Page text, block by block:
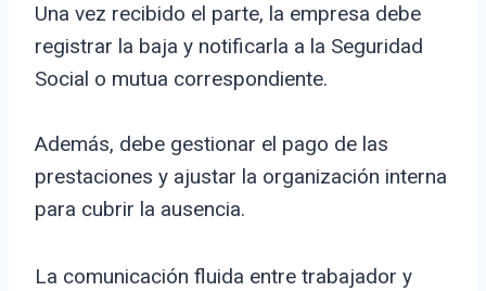
Una vez recibido el parte, la empresa debe
registrar la baja y notificarla a la Seguridad
Social o mutua correspondiente.
Además, debe gestionar el pago de las
prestaciones y ajustar la organización interna
para cubrir la ausencia.
La comunicación fluida entre trabajador y